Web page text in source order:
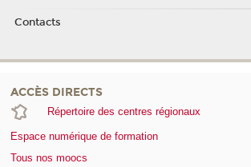
Contacts
ACCÈS DIRECTS
Répertoire des centres régionaux
Espace numérique de formation
Tous nos moocs